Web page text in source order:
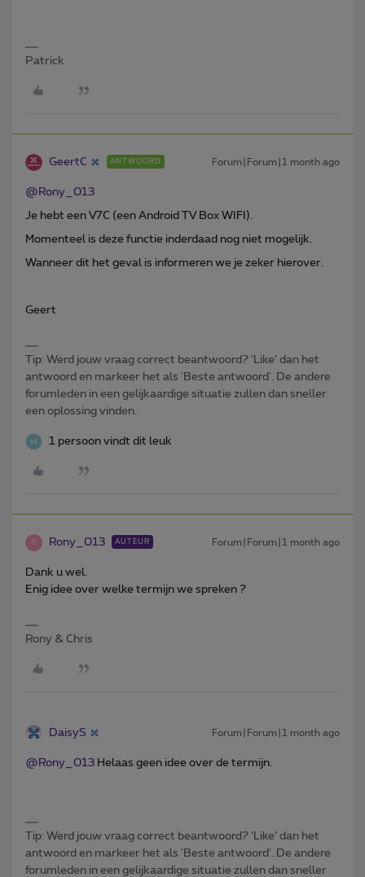
Patrick
GeertC ANTWOORD Forum|Forum|1 month ago
@Rony_013
Je hebt een V7C (een Android TV Box WIFI).
Momenteel is deze functie inderdaad nog niet mogelijk.
Wanneer dit het geval is informeren we je zeker hierover.
Geert
Tip: Werd jouw vraag correct beantwoord? ‘Like’ dan het
antwoord en markeer het als 'Beste antwoord'. De andere
forumleden in een gelijkaardige situatie zullen dan sneller
een oplossing vinden.
1 persoon vindt dit leuk
R Rony_013 AUTEUR Forum|Forum|1 month ago
Dank u wel.
Enig idee over welke termijn we spreken ?
Rony & Chris
DaisyS Forum|Forum|1 month ago
@Rony_013 Helaas geen idee over de termijn.
Tip: Werd jouw vraag correct beantwoord? ‘Like’ dan het
antwoord en markeer het als 'Beste antwoord'. De andere
forumleden in een gelijkaardige situatie zullen dan sneller